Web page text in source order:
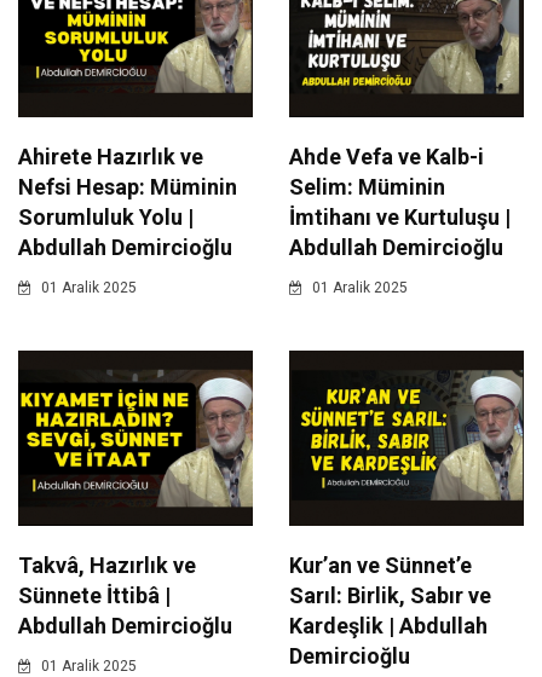
Ahirete Hazırlık ve
Nefsi Hesap: Müminin
Sorumluluk Yolu |
Abdullah Demircioğlu
01 Aralik 2025
Ahde Vefa ve Kalb-i
Selim: Müminin
İmtihanı ve Kurtuluşu |
Abdullah Demircioğlu
01 Aralik 2025
Takvâ, Hazırlık ve
Sünnete İttibâ |
Abdullah Demircioğlu
01 Aralik 2025
Kur’an ve Sünnet’e
Sarıl: Birlik, Sabır ve
Kardeşlik | Abdullah
Demircioğlu